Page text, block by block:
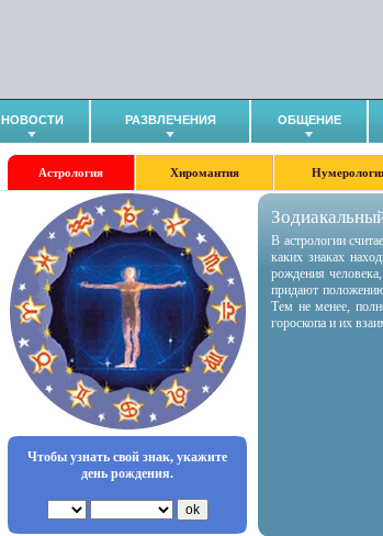
НОВОСТИ РАЗВЛЕЧЕНИЯ ОБЩЕНИЕ
Астрология Хиромантия
Чтобы узнать свой знак, укажите
день рождения.
В астрологии
каких знаках
рождения
придают
Тем не менее,
гороскопа и их